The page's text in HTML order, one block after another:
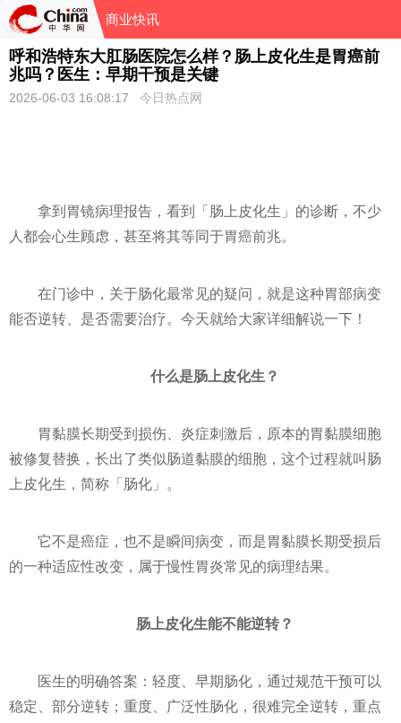
商业快讯
呼和浩特东大肛肠医院怎么样？肠上皮化生是胃癌前
兆吗？医生：早期干预是关键
2026-06-03 16:08:17 今日热点网
拿到胃镜病理报告，看到「肠上皮化生」的诊断，不少
人都会心生顾虑，甚至将其等同于胃癌前兆。
在门诊中，关于肠化最常见的疑问，就是这种胃部病变
能否逆转、是否需要治疗。今天就给大家详细解说一下！
什么是肠上皮化生？
胃黏膜长期受到损伤、炎症刺激后，原本的胃黏膜细胞
被修复替换，长出了类似肠道黏膜的细胞，这个过程就叫肠
上皮化生，简称「肠化」。
它不是癌症，也不是瞬间病变，而是胃黏膜长期受损后
的一种适应性改变，属于慢性胃炎常见的病理结果。
肠上皮化生能不能逆转？
医生的明确答案：轻度、早期肠化，通过规范干预可以
稳定、部分逆转；重度、广泛性肠化，很难完全逆转，重点